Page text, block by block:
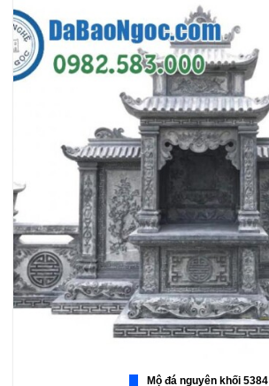
Mộ đá nguyên khối 5384